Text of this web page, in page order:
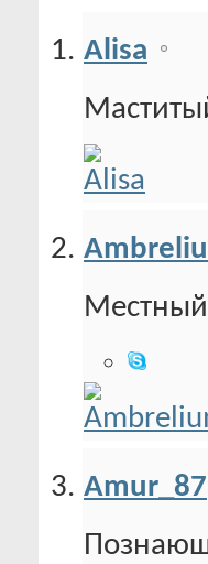
Alisa
Местный
Amur_87